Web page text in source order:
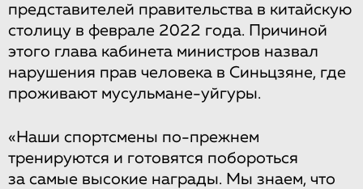
представителей правительства в китайскую
столицу в феврале 2022 года. Причиной
этого глава кабинета министров назвал
нарушения прав человека в Синьцзяне, где
проживают мусульмане-уйгуры.
«Наши спортсмены по-прежнем
тренируются и готовятся побороться
за самые высокие награды. Мы знаем, что